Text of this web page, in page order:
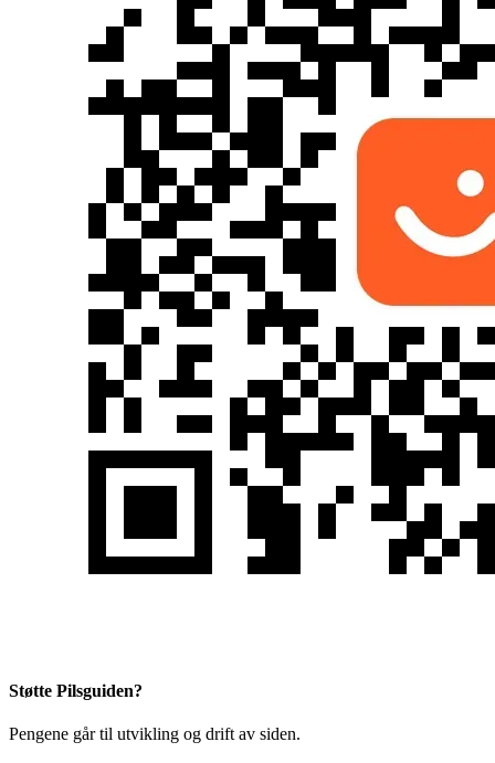
Støtte Pilsguiden?
Pengene går til utvikling og drift av siden.